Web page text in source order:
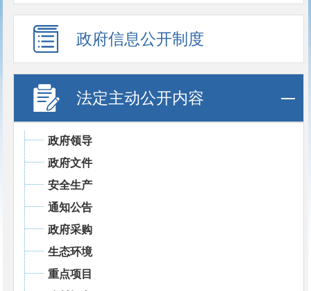
政府信息公开制度
法定主动公开内容
政府领导
政府文件
安全生产
通知公告
政府采购
生态环境
重点项目